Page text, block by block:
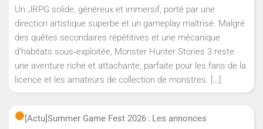
Un JRPG solide, généreux et immersif, porté par une
direction artistique superbe et un gameplay maîtrisé. Malgré
des quêtes secondaires répétitives et une mécanique
d’habitats sous‑exploitée, Monster Hunter Stories 3 reste
une aventure riche et attachante, parfaite pour les fans de la
licence et les amateurs de collection de monstres. […]
[Actu]Summer Game Fest 2026 : Les annonces